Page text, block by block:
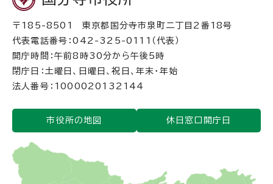
〒185-8501 東京都国分寺市泉町二丁目2番18号
代表電話番号：042-325-0111（代表）
開庁時間：午前8時30分から午後5時
閉庁日：土曜日、日曜日、祝日、年末・年始
法人番号：1000020132144
市役所の地図 休日窓口開庁日